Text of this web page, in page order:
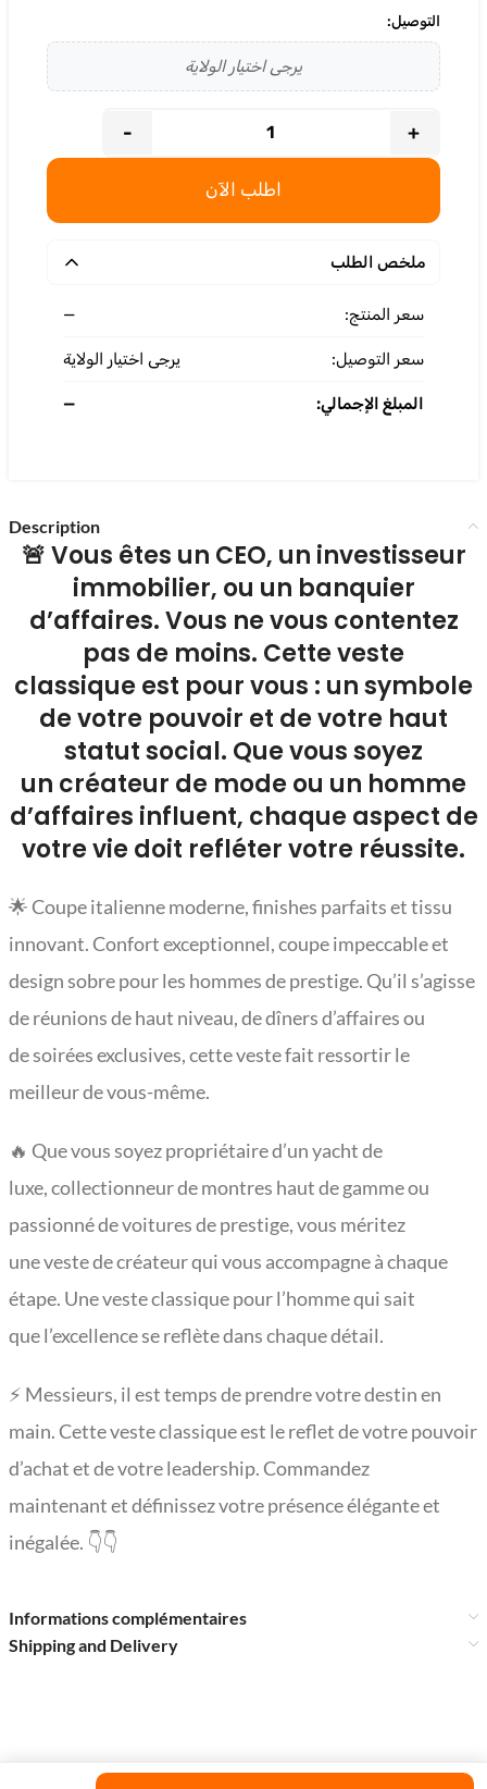
التوصيل:
يرجى اختيار الولاية
- +
اطلب الآن
ملخص الطلب
سعر المنتج: —
سعر التوصيل: يرجى اختيار الولاية
المبلغ الإجمالي: —
Description
🚨 Vous êtes un CEO, un investisseur
immobilier, ou un banquier
d’affaires. Vous ne vous contentez
pas de moins. Cette veste
classique est pour vous : un symbole
de votre pouvoir et de votre haut
statut social. Que vous soyez
un créateur de mode ou un homme
d’affaires influent, chaque aspect de
votre vie doit refléter votre réussite.
🌟 Coupe italienne moderne, finishes parfaits et tissu
innovant. Confort exceptionnel, coupe impeccable et
design sobre pour les hommes de prestige. Qu’il s’agisse
de réunions de haut niveau, de dîners d’affaires ou
de soirées exclusives, cette veste fait ressortir le
meilleur de vous-même.
🔥 Que vous soyez propriétaire d’un yacht de
luxe, collectionneur de montres haut de gamme ou
passionné de voitures de prestige, vous méritez
une veste de créateur qui vous accompagne à chaque
étape. Une veste classique pour l’homme qui sait
que l’excellence se reflète dans chaque détail.
⚡ Messieurs, il est temps de prendre votre destin en
main. Cette veste classique est le reflet de votre pouvoir
d’achat et de votre leadership. Commandez
maintenant et définissez votre présence élégante et
inégalée. 👇👇
Informations complémentaires
Shipping and Delivery